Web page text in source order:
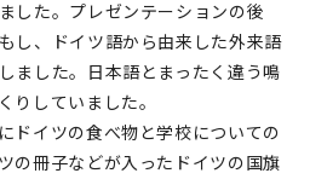
した。プレゼンテーションの後
し、ドイツ語から由来した外来語
ました。日本語とまったく違う鳴
りしていました。
ドイツの食べ物と学校についての
の冊子などが入ったドイツの国旗